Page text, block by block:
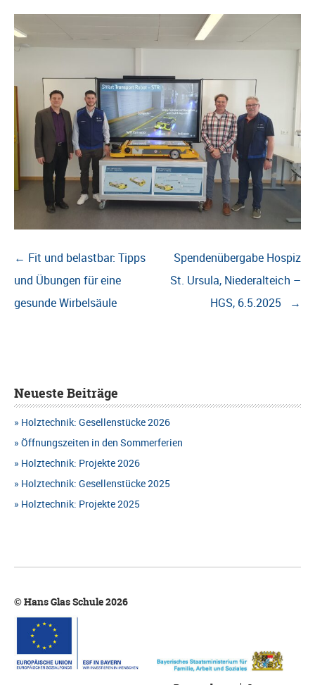
Beitragsnavigation
← Fit und belastbar: Tipps
und Übungen für eine
gesunde Wirbelsäule
Spendenübergabe Hospiz
St. Ursula, Niederalteich –
HGS, 6.5.2025
→
Neueste Beiträge
Holztechnik: Gesellenstücke 2026
Öffnungszeiten in den Sommerferien
Holztechnik: Projekte 2026
Holztechnik: Gesellenstücke 2025
Holztechnik: Projekte 2025
© Hans Glas Schule 2026